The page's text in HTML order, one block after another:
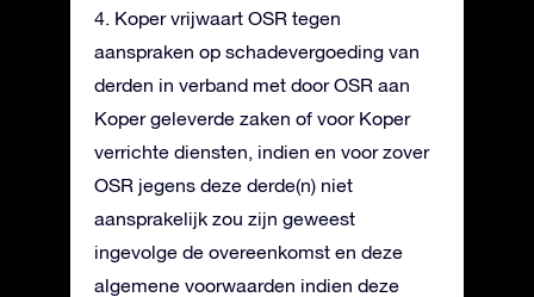
4. Koper vrijwaart OSR tegen
aanspraken op schadevergoeding van
derden in verband met door OSR aan
Koper geleverde zaken of voor Koper
verrichte diensten, indien en voor zover
OSR jegens deze derde(n) niet
aansprakelijk zou zijn geweest
ingevolge de overeenkomst en deze
algemene voorwaarden indien deze